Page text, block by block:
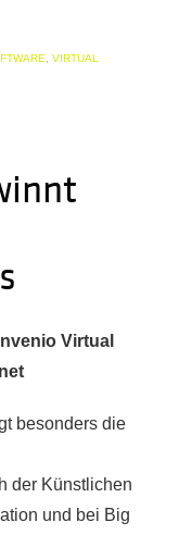
VIRTUAL
Virtual
besonders die
der Künstlichen
und bei Big